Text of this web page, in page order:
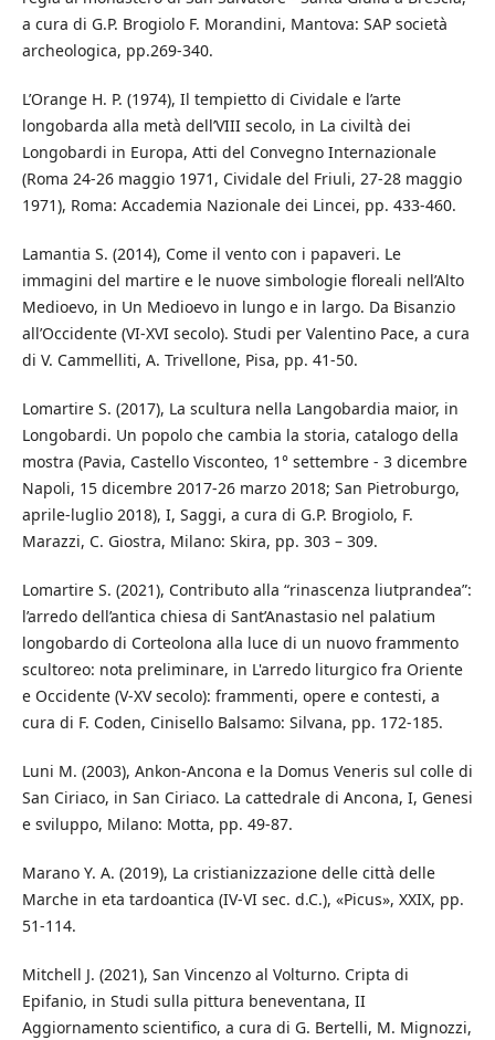
a cura di G.P. Brogiolo F. Morandini, Mantova: SAP società
archeologica, pp.269-340.
L’Orange H. P. (1974), Il tempietto di Cividale e l’arte
longobarda alla metà dell’VIII secolo, in La civiltà dei
Longobardi in Europa, Atti del Convegno Internazionale
(Roma 24-26 maggio 1971, Cividale del Friuli, 27-28 maggio
1971), Roma: Accademia Nazionale dei Lincei, pp. 433-460.
Lamantia S. (2014), Come il vento con i papaveri. Le
immagini del martire e le nuove simbologie floreali nell’Alto
Medioevo, in Un Medioevo in lungo e in largo. Da Bisanzio
all’Occidente (VI-XVI secolo). Studi per Valentino Pace, a cura
di V. Cammelliti, A. Trivellone, Pisa, pp. 41-50.
Lomartire S. (2017), La scultura nella Langobardia maior, in
Longobardi. Un popolo che cambia la storia, catalogo della
mostra (Pavia, Castello Visconteo, 1° settembre - 3 dicembre
Napoli, 15 dicembre 2017-26 marzo 2018; San Pietroburgo,
aprile-luglio 2018), I, Saggi, a cura di G.P. Brogiolo, F.
Marazzi, C. Giostra, Milano: Skira, pp. 303 – 309.
Lomartire S. (2021), Contributo alla “rinascenza liutprandea”:
l’arredo dell’antica chiesa di Sant’Anastasio nel palatium
longobardo di Corteolona alla luce di un nuovo frammento
scultoreo: nota preliminare, in L'arredo liturgico fra Oriente
e Occidente (V-XV secolo): frammenti, opere e contesti, a
cura di F. Coden, Cinisello Balsamo: Silvana, pp. 172-185.
Luni M. (2003), Ankon-Ancona e la Domus Veneris sul colle di
San Ciriaco, in San Ciriaco. La cattedrale di Ancona, I, Genesi
e sviluppo, Milano: Motta, pp. 49-87.
Marano Y. A. (2019), La cristianizzazione delle città delle
Marche in eta tardoantica (IV-VI sec. d.C.), «Picus», XXIX, pp.
51-114.
Mitchell J. (2021), San Vincenzo al Volturno. Cripta di
Epifanio, in Studi sulla pittura beneventana, II
Aggiornamento scientifico, a cura di G. Bertelli, M. Mignozzi,